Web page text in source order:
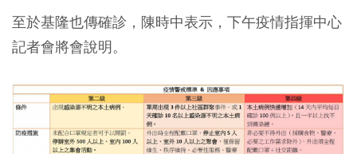
至於基隆也傳確診，陳時中表示，下午疫情指揮中心
記者會將會說明。